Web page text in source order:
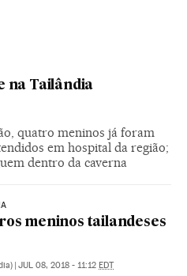
na Tailândia
quatro meninos já foram
em hospital da região;
dentro da caverna
meninos tailandeses
| JUL 08, 2018 - 11:12 EDT